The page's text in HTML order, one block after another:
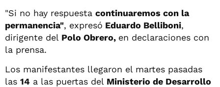
"Si no hay respuesta continuaremos con la
permanencia", expresó Eduardo Belliboni,
dirigente del Polo Obrero, en declaraciones con
la prensa.
Los manifestantes llegaron el martes pasadas
las 14 a las puertas del Ministerio de Desarrollo